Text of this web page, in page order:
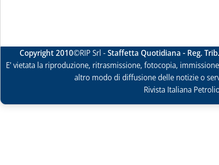
Copyright 2010©RIP Srl -Staffetta Quotidiana - Reg.
E' vietata la riproduzione, ritrasmissione, fotocopia,
altro modo di diffusione delle notizie o
Rivista Italiana